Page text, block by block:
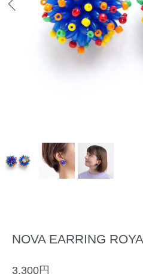
NOVA EARRING
3,300円